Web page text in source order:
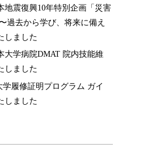
地震復興10年特別企画「災害
過去から学び、将来に備え
しました
大学病院DMAT 院内技能維
しました
履修証明プログラム ガイ
しました